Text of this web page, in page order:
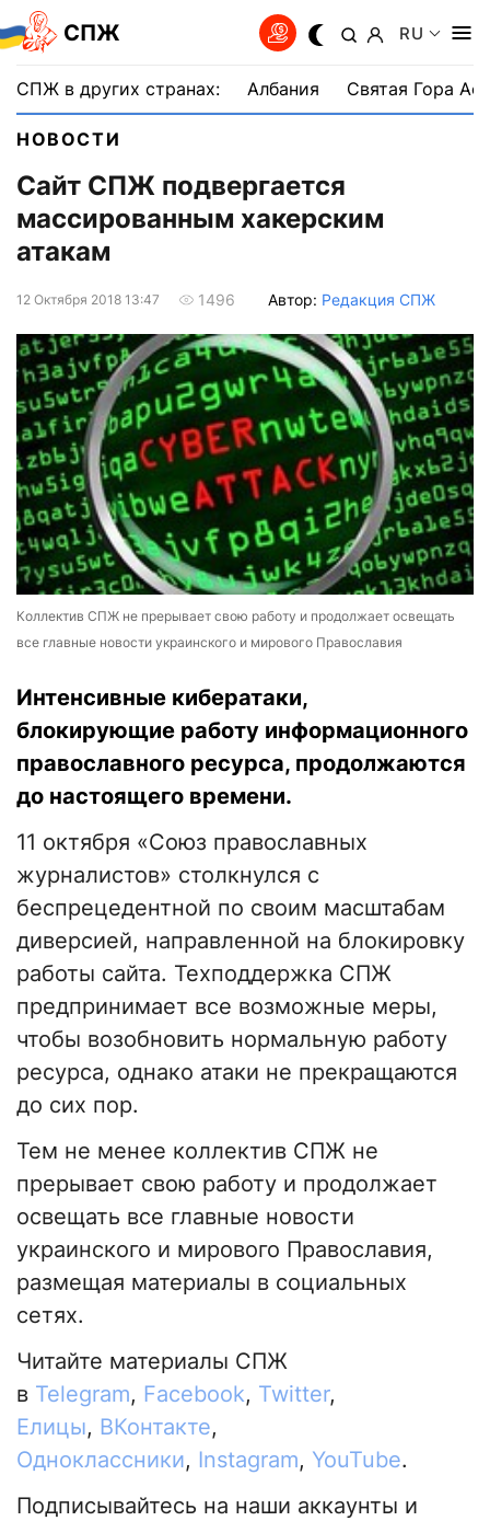
СПЖ RU
СПЖ в других странах: Албания Святая Гора
НОВОСТИ
Сайт СПЖ подвергается
массированным хакерским
атакам
12 Октября 2018 13:47 1496 Автор: Редакция СПЖ
Коллектив СПЖ не прерывает свою работу и продолжает освещать
все главные новости украинского и мирового Православия
Интенсивные кибератаки,
блокирующие работу информационного
православного ресурса, продолжаются
до настоящего времени.
11 октября «Союз православных
журналистов» столкнулся с
беспрецедентной по своим масштабам
диверсией, направленной на блокировку
работы сайта. Техподдержка СПЖ
предпринимает все возможные меры,
чтобы возобновить нормальную работу
ресурса, однако атаки не прекращаются
до сих пор.
Тем не менее коллектив СПЖ не
прерывает свою работу и продолжает
освещать все главные новости
украинского и мирового Православия,
размещая материалы в социальных
сетях.
Читайте материалы СПЖ
в Telegram, Facebook, Twitter,
Елицы, ВКонтакте,
Одноклассники, Instagram, YouTube.
Подписывайтесь на наши аккаунты и